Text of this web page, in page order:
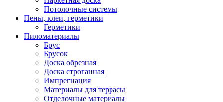
Потолочные системы
Пены, клеи, герметики
Герметики
Пиломатериалы
Брус
Брусок
Доска обрезная
Доска строганная
Импрегнация
Материалы для террасы
Отделочные материалы